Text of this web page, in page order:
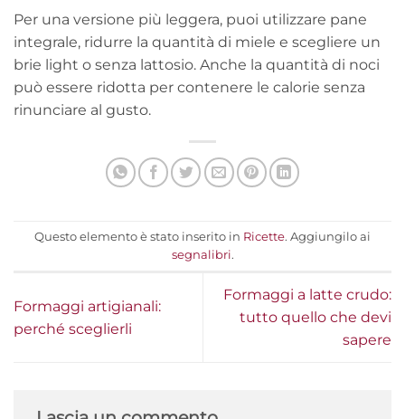
Per una versione più leggera, puoi utilizzare pane
integrale, ridurre la quantità di miele e scegliere un
brie light o senza lattosio. Anche la quantità di noci
può essere ridotta per contenere le calorie senza
rinunciare al gusto.
Questo elemento è stato inserito in Ricette. Aggiungilo ai
segnalibri.
Formaggi artigianali:
perché sceglierli
Formaggi a latte crudo:
tutto quello che devi
sapere